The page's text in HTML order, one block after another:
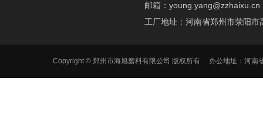
邮箱：young.yang@zzhaixu.cn
工厂地址：河南省郑州市荥阳市
Copyright © 郑州市海旭磨料有限公司 版权所有 办公地址：河